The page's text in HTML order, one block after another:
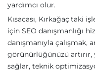
yardımcı olur.
Kısacası, Kırkağaç'taki
için SEO danışmanlığı
danışmanıyla çalışmak,
görünürlüğünüzü artırır,
sağlar, teknik